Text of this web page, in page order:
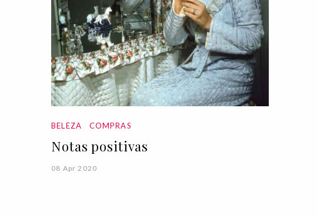
BELEZA COMPRAS
Notas positivas
08 Apr 2020